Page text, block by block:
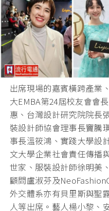
出席現場的嘉賓橫跨產業
大EMBA第24屆校友會會
惠、台灣設計研究院院長
裝設計師協會理事長竇騰
事長溫筱鴻、實踐大學設
文大學企業社會責任傳播
世家、服裝設計師徐明美
顧問盧淑芬及
外交體系亦有貝里斯與聖
人等出席。藝人楊小黎、